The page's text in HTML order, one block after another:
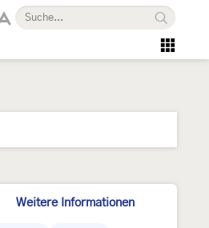
Weitere Informationen